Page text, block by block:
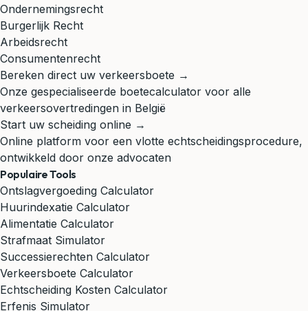
Ondernemingsrecht
Burgerlijk Recht
Arbeidsrecht
Consumentenrecht
Bereken direct uw verkeersboete →
Onze gespecialiseerde boetecalculator voor alle
verkeersovertredingen in België
Start uw scheiding online →
Online platform voor een vlotte echtscheidingsprocedure,
ontwikkeld door onze advocaten
Populaire Tools
Ontslagvergoeding Calculator
Huurindexatie Calculator
Alimentatie Calculator
Strafmaat Simulator
Successierechten Calculator
Verkeersboete Calculator
Echtscheiding Kosten Calculator
Erfenis Simulator